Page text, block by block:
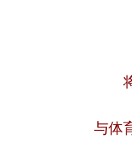
与体